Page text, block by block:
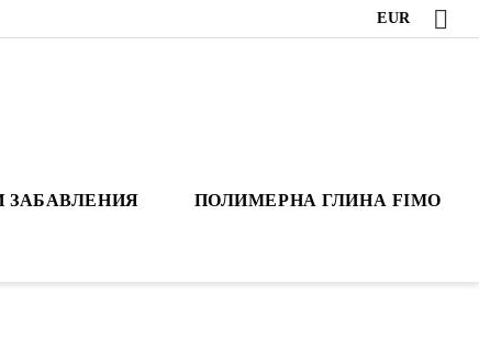
EUR
ЗАБАВЛЕНИЯ ПОЛИМЕРНА ГЛИНА FIMO